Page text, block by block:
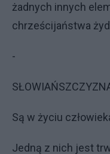
żadnych innych
chrześcijaństwa
-
Są w życiu
Jedną z nich jest